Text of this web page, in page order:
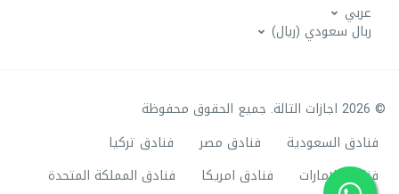
عربي
ربال سعودي (ريال)
© 2026 اجازات التالة. جميع الحقوق محفوظة
فنادق السعودية
فنادق مصر
فنادق تركيا
فنادق الامارات
فنادق امريكا فنادق المملكة المتحدة